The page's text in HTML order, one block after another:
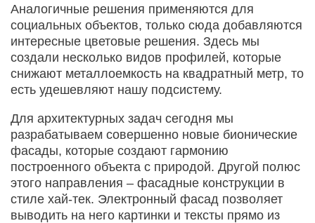
Аналогичные решения применяются для
социальных объектов, только сюда добавляются
интересные цветовые решения. Здесь мы
создали несколько видов профилей, которые
снижают металлоемкость на квадратный метр, то
есть удешевляют нашу подсистему.
Для архитектурных задач сегодня мы
разрабатываем совершенно новые бионические
фасады, которые создают гармонию
построенного объекта с природой. Другой полюс
этого направления – фасадные конструкции в
стиле хай-тек. Электронный фасад позволяет
выводить на него картинки и тексты прямо из